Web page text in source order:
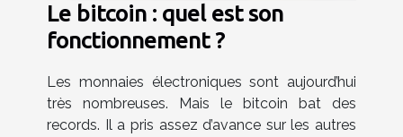
Le bitcoin : quel est son
fonctionnement ?
Les monnaies électroniques sont aujourd’hui
très nombreuses. Mais le bitcoin bat des
records. Il a pris assez d’avance sur les autres